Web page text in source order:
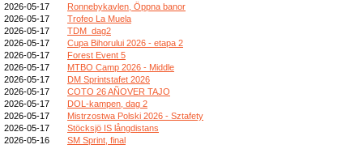
2026-05-17
Ronnebykavlen, Öppna banor
2026-05-17
Trofeo La Muela
2026-05-17
TDM_dag2
2026-05-17
Cupa Bihorului 2026 - etapa 2
2026-05-17
Forest Event 5
2026-05-17
MTBO Camp 2026 - Middle
2026-05-17
DM Sprintstafet 2026
2026-05-17
COTO 26 AÑOVER TAJO
2026-05-17
DOL-kampen, dag 2
2026-05-17
Mistrzostwa Polski 2026 - Sztafety
2026-05-17
Stöcksjö IS långdistans
2026-05-16
SM Sprint, final